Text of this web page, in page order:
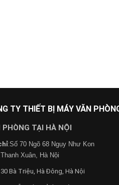
TY THIẾT BỊ MÁY VĂN
PHÒNG TẠI HÀ NỘI
:Số 70 Ngõ 68 Ngụy Như Kon
Xuân, Hà Nội
Bà Triệu, Hà Đông, Hà Nội